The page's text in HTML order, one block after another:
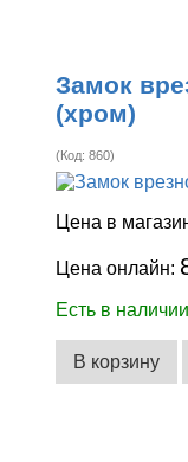
Замок
(хром)
(Код:860)
Цена в
Цена онлайн:
Есть в наличии
В корзину